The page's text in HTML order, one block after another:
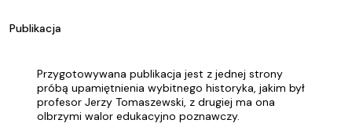
Publikacja
Przygotowywana publikacja jest z jednej strony
próbą upamiętnienia wybitnego historyka, jakim był
profesor Jerzy Tomaszewski, z drugiej ma ona
olbrzymi walor edukacyjno poznawczy.